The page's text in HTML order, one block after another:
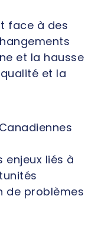
face à des
et la hausse
et la
enjeux liés à
de problèmes